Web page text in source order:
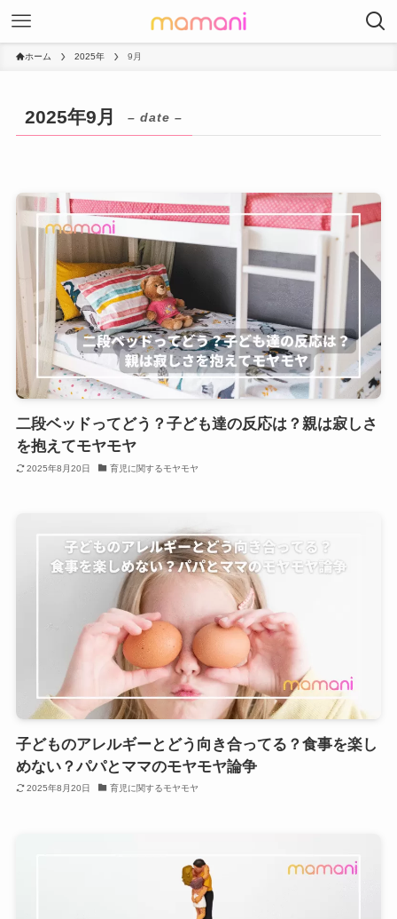
ホーム 2025年 9月
2025年9月 – date –
二段ベッドってどう？子ども達の反応は？親は寂しさ
を抱えてモヤモヤ
2025年8月20日 育児に関するモヤモヤ
子どものアレルギーとどう向き合ってる？食事を楽し
めない？パパとママのモヤモヤ論争
2025年8月20日 育児に関するモヤモヤ